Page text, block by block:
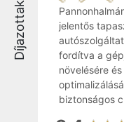
Díjazottak
jelentős
fordítva a
növelésére
biztonságos